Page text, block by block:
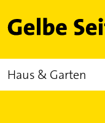
Gelbe Seiten
Haus & Garten